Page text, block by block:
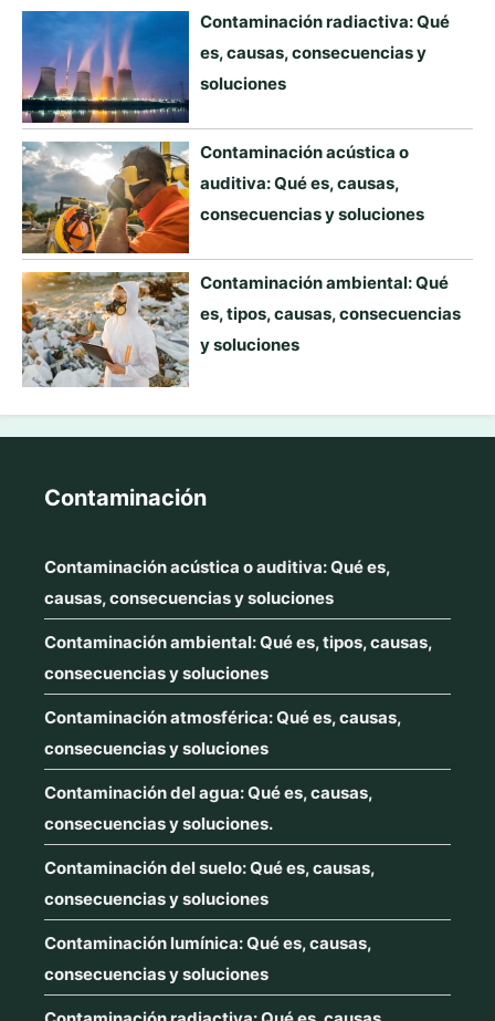
Contaminación radiactiva: Qué
es, causas, consecuencias y
soluciones
Contaminación acústica o
auditiva: Qué es, causas,
consecuencias y soluciones
Contaminación ambiental: Qué
es, tipos, causas, consecuencias
y soluciones
Contaminación
Contaminación acústica o auditiva: Qué es,
causas, consecuencias y soluciones
Contaminación ambiental: Qué es, tipos, causas,
consecuencias y soluciones
Contaminación atmosférica: Qué es, causas,
consecuencias y soluciones
Contaminación del agua: Qué es, causas,
consecuencias y soluciones.
Contaminación del suelo: Qué es, causas,
consecuencias y soluciones
Contaminación lumínica: Qué es, causas,
consecuencias y soluciones